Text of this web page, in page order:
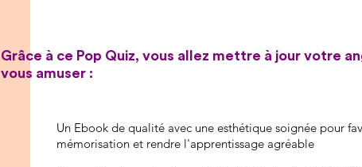
Grâce à ce Pop Quiz, vous allez mettre à jour votre
vous amuser :
Un Ebook de qualité avec une esthétique soignée pour
mémorisation et rendre l'apprentissage agréable